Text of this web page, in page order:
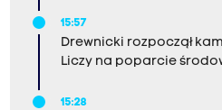
15:57
Drewnicki rozpoczął
Liczy na poparcie
15:28